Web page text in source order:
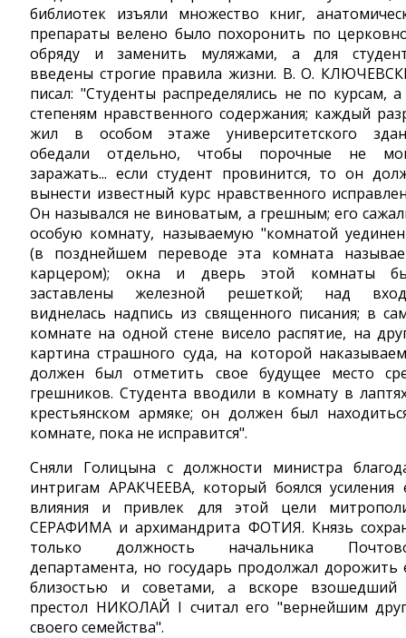
библиотек изъяли множество книг,
препараты велено было похоронить по
обряду и заменить муляжами, а для
введены строгие правила жизни. В. О.
писал: "Студенты распределялись не по курсам,
степеням нравственного содержания; каждый
жил в особом этаже университетского
обедали отдельно, чтобы порочные не
заражать... если студент провинится, то он
вынести известный курс нравственного
Он назывался не виноватым, а грешным; его
особую комнату, называемую "комнатой
(в позднейшем переводе эта комната
карцером); окна и дверь этой комнаты
заставлены железной решеткой; над
виднелась надпись из священного писания; в
комнате на одной стене висело распятие, на
картина страшного суда, на которой
должен был отметить свое будущее место
грешников. Студента вводили в комнату в
крестьянском армяке; он должен был
комнате, пока не исправится".
Сняли Голицына с должности министра
интригам АРАКЧЕЕВА, который боялся усиления
влияния и привлек для этой цели
СЕРАФИМА и архимандрита ФОТИЯ. Князь
только должность начальника
департамента, но государь продолжал дорожить
близостью и советами, а вскоре взошедший
престол НИКОЛАЙ I считал его "вернейшим
своего семейства".